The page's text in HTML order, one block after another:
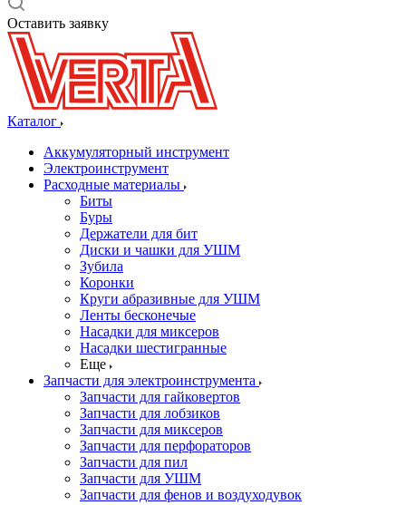
Оставить заявку
Каталог
Аккумуляторный инструмент
Электроинструмент
Расходные материалы
Биты
Буры
Держатели для бит
Диски и чашки для УШМ
Зубила
Коронки
Круги абразивные для УШМ
Ленты бесконечые
Насадки для миксеров
Насадки шестигранные
Еще
Запчасти для электроинструмента
Запчасти для гайковертов
Запчасти для лобзиков
Запчасти для миксеров
Запчасти для перфораторов
Запчасти для пил
Запчасти для УШМ
Запчасти для фенов и воздуходувок